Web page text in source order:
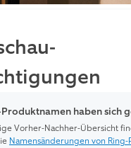
haben sich
Vorher-Nachher-Übersicht
Namensänderungen von